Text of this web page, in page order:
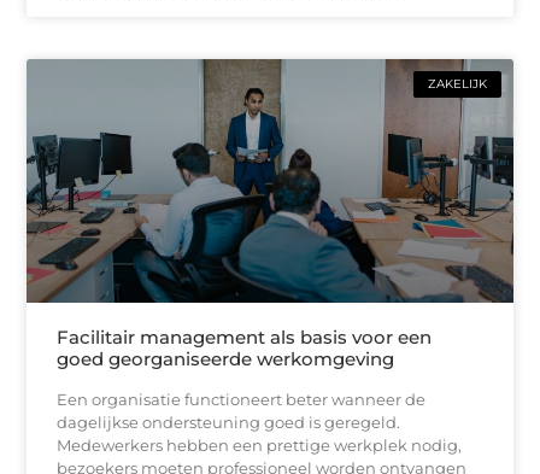
ZAKELIJK
Facilitair management als basis voor een
goed georganiseerde werkomgeving
Een organisatie functioneert beter wanneer de
dagelijkse ondersteuning goed is geregeld.
Medewerkers hebben een prettige werkplek nodig,
bezoekers moeten professioneel worden ontvangen